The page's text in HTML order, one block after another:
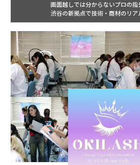
画面越しでは分からないプロの指
渋谷の新拠点で技術・商材のリア